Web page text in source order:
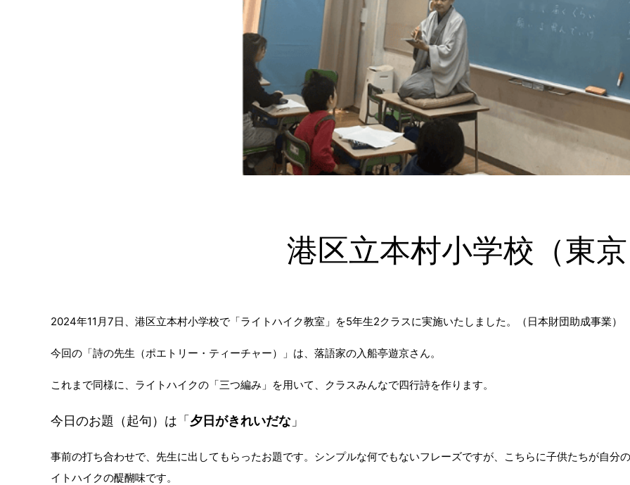
港区立本村小学校（東
2024年11月7日、港区立本村小学校で「ライトハイク教室」を5年生2クラスに実施いたしました。（日本財団助成事業）
今回の「詩の先生（ポエトリー・ティーチャー）」は、落語家の入船亭遊京さん。
これまで同様に、ライトハイクの「三つ編み」を用いて、クラスみんなで四行詩を作ります。
今日のお題（起句）は「夕日がきれいだな 」
事前の打ち合わせで、先生に出してもらったお題です。シンプルな何でもないフレーズですが、こちらに子供たちが自分
イトハイクの醍醐味です。